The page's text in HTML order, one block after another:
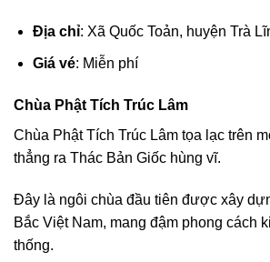
Địa chỉ: Xã Quốc Toản, huyện Trà
Giá vé: Miễn phí
Chùa Phật Tích Trúc Lâm
Chùa Phật Tích Trúc Lâm tọa lạc trên
thẳng ra Thác Bản Giốc hùng vĩ.
Đây là ngôi chùa đầu tiên được xây
Bắc Việt Nam, mang đậm phong cách
thống.